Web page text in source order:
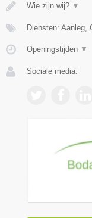
Wie zijn wij? ▼
Diensten: Aanleg,
Openingstijden ▼
Sociale media: